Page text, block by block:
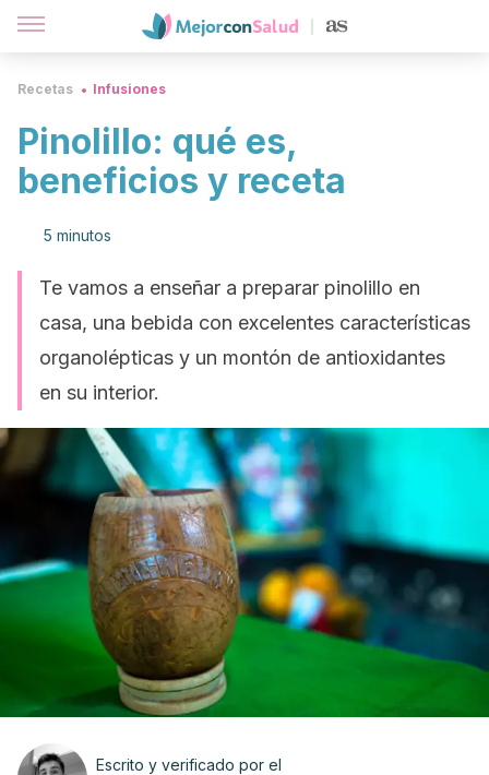
Recetas Infusiones
Pinolillo: qué es,
beneficios y receta
5 minutos
Te vamos a enseñar a preparar pinolillo en
casa, una bebida con excelentes características
organolépticas y un montón de antioxidantes
en su interior.
Escrito y verificado por el